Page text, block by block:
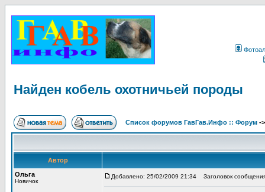
Найден кобель охотничьей породы
Список форумов ГавГав.Инфо :: Форум -
Автор
Ольга
Новичок
Добавлено: 25/02/2009 21:34 Заголовок